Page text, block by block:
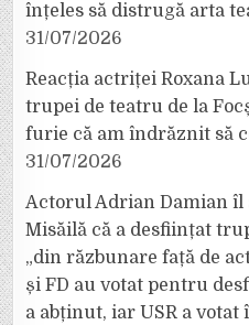
înțeles să distrugă arta
31/07/2026
Reacția actriței Roxana
trupei de teatru de la
furie că am îndrăznit să
31/07/2026
Actorul Adrian Damian
Misăilă că a desființat
„din răzbunare față de
și FD au votat pentru
a abținut, iar USR a votat